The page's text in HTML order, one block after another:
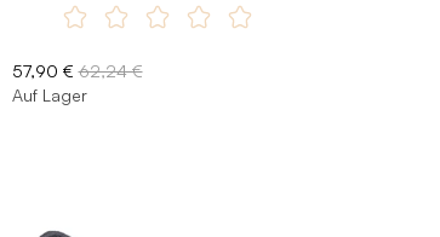
57,90 € 62,24 €
Auf Lager